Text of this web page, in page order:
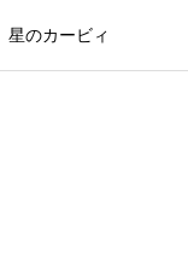
星のカービィ